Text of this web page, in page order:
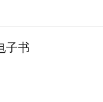
子书